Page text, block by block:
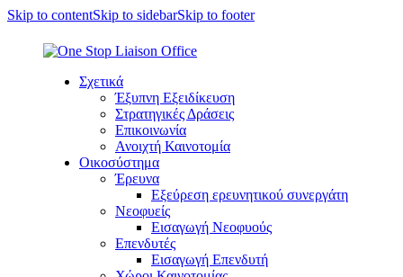
Skip to contentSkip to sidebarSkip to footer
Σχετικά
Έξυπνη Εξειδίκευση
Στρατηγικές Δράσεις
Επικοινωνία
Ανοιχτή Καινοτομία
Οικοσύστημα
Έρευνα
Εξεύρεση ερευνητικού συνεργάτη
Νεοφυείς
Εισαγωγή Νεοφυούς
Επενδυτές
Εισαγωγή Επενδυτή